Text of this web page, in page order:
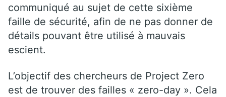
communiqué au sujet de cette sixième
faille de sécurité, afin de ne pas donner de
détails pouvant être utilisé à mauvais
escient.
L’objectif des chercheurs de Project Zero
est de trouver des failles « zero-day ». Cela